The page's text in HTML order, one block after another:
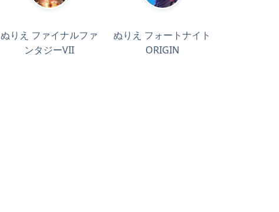
ぬりえ ファイナルファ
ンタジーVII
ぬりえ フォートナイト
ORIGIN